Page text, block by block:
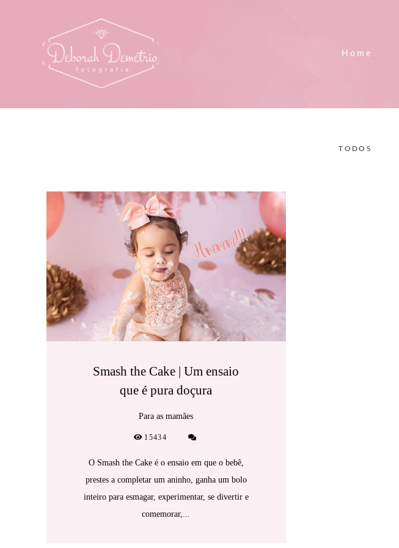
Home
TODOS
Smash the Cake | Um ensaio
que é pura doçura
Para as mamães
15434
O Smash the Cake é o ensaio em que o bebê,
prestes a completar um aninho, ganha um bolo
inteiro para esmagar, experimentar, se divertir e
comemorar,...